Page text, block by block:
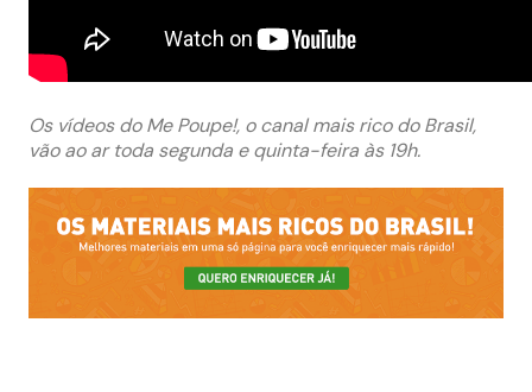
Os vídeos do Me Poupe!, o canal mais rico do Brasil,
vão ao ar toda segunda e quinta-feira às 19h.